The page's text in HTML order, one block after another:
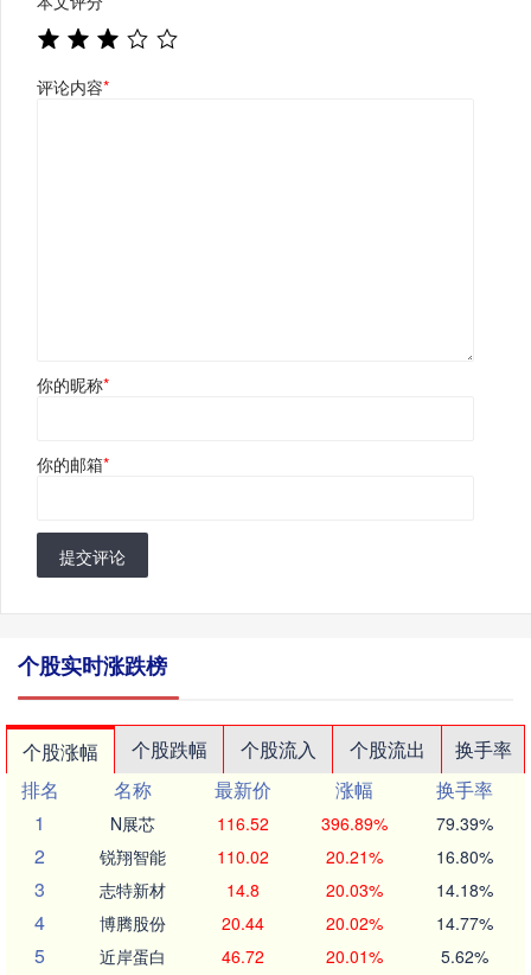
评论内容*
你的昵称*
你的邮箱*
提交评论
个股实时涨跌榜
个股涨幅 个股跌幅 个股流入 个股流出
换手率
排名
名称 最新价 涨幅
换手率
1
N展芯 116.52 396.89% 79.39%
2 锐翔智能 110.02 20.21% 16.80%
3 志特新材 14.8 20.03% 14.18%
4 博腾股份 20.44 20.02% 14.77%
5 近岸蛋白 46.72 20.01% 5.62%